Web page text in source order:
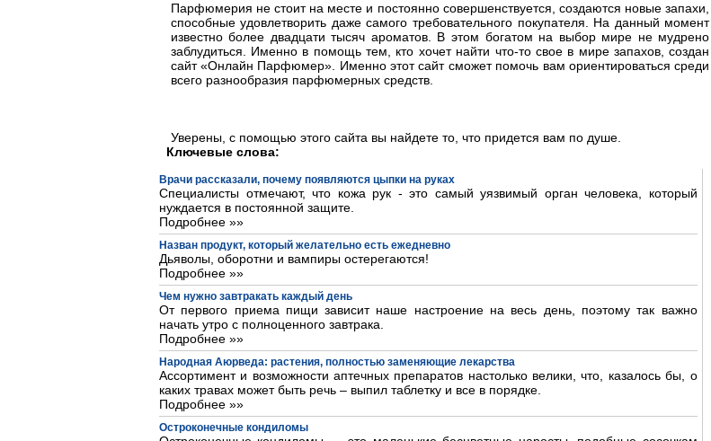
Парфюмерия не стоит на месте и постоянно совершенствуется, создаются новые запахи,
способные удовлетворить даже самого требовательного покупателя. На данный момент
известно более двадцати тысяч ароматов. В этом богатом на выбор мире не мудрено
заблудиться. Именно в помощь тем, кто хочет найти что-то свое в мире запахов, создан
сайт «Онлайн Парфюмер». Именно этот сайт сможет помочь вам ориентироваться среди
всего разнообразия парфюмерных средств.
Уверены, с помощью этого сайта вы найдете то, что придется вам по душе.
Ключевые слова:
Врачи рассказали, почему появляются цыпки на руках
Специалисты отмечают, что кожа рук - это самый уязвимый орган человека, который
нуждается в постоянной защите.
Подробнее »»
Назван продукт, который желательно есть ежедневно
Дьяволы, оборотни и вампиры остерегаются!
Подробнее »»
Чем нужно завтракать каждый день
От первого приема пищи зависит наше настроение на весь день, поэтому так важно
начать утро с полноценного завтрака.
Подробнее »»
Народная Аюрведа: растения, полностью заменяющие лекарства
Ассортимент и возможности аптечных препаратов настолько велики, что, казалось бы, о
каких травах может быть речь – выпил таблетку и все в порядке.
Подробнее »»
Остроконечные кондиломы